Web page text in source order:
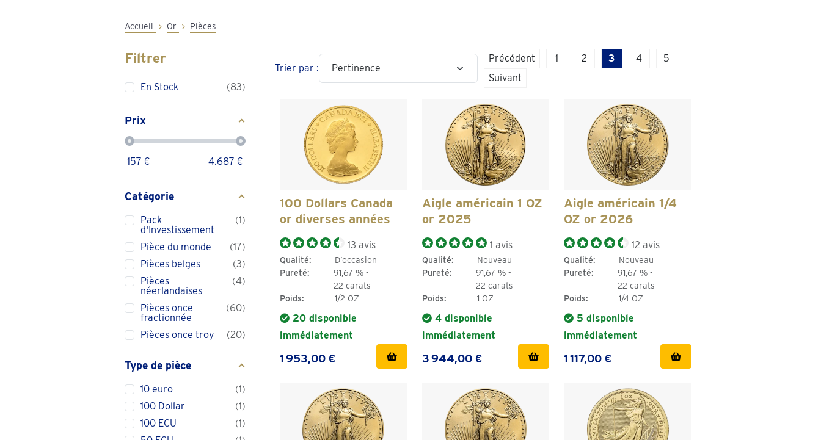
Accueil Or Pièces
Filtrer
En Stock 83
Prix
157 € 4.687 €
Catégorie
Pack
d'Investissement
1
Pièce du monde
17
Pièces belges
3
Pièces
néerlandaises
4
Pièces once
fractionnée
60
Pièces once troy 20
Type de pièce
10 euro
1
100 Dollar
1
100 ECU
1
Trier par :
Précédent 1 2 3 4
5
Suivant
100 Dollars Canada
or diverses années
13 avis
Qualité:
D’occasion
Pureté:
91,67 % -
22 carats
Poids:
1/2 OZ
20 disponible
immédiatement
1 953,00 €
Aigle américain 1 OZ
or 2025
1 avis
Qualité:
Nouveau
Pureté:
91,67 % -
22 carats
Poids:
1 OZ
4 disponible
immédiatement
3 944,00 €
Aigle américain 1/4
OZ or 2026
12 avis
Qualité:
Nouveau
Pureté:
91,67 % -
22 carats
Poids:
1/4 OZ
5 disponible
immédiatement
1 117,00 €